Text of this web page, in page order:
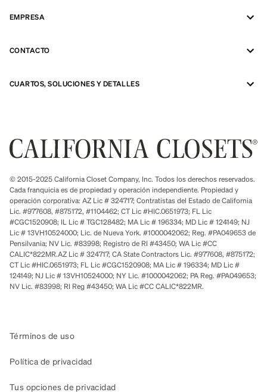
EMPRESA
CONTACTO
CUARTOS, SOLUCIONES Y DETALLES
© 2015-2025 California Closet Company, Inc. Todos los derechos reservados.
Cada franquicia es de propiedad y operación independiente. Propiedad y
operación corporativa: AZ Lic # 324717; Contratistas del Estado de California
Lic. #977608, #875172, #1104462; CT Lic #HIC.0651973; FL Lic
#CGC1520908; IL Lic # TGC128482; MA Lic # 196334; MD Lic # 124149; NJ
Lic # 13VH10524000; Lic. de Nueva York. #1000042062; Reg. #PA049653 de
Pensilvania; NV Lic. #83998; Registro de RI #43450; WA Lic #CC
CALIC*822MR.AZ Lic # 324717; CA State Contractors Lic. #977608, #875172;
CT Lic #HIC.0651973; FL Lic #CGC1520908; MA Lic # 196334; MD Lic #
124149; NJ Lic # 13VH10524000; NY Lic. #1000042062; PA Reg. #PA049653;
NV Lic. #83998; RI Reg #43450; WA Lic #CC CALIC*822MR.
Términos de uso
Política de privacidad
Tus opciones de privacidad